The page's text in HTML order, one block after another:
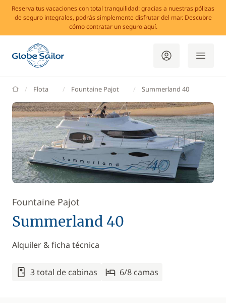
Reserva tus vacaciones con total tranquilidad: gracias a nuestras pólizas
de seguro integrales, podrás simplemente disfrutar del mar. Descubre
cómo contratar un seguro aquí.
GlobeSailor
Flota Fountaine Pajot Summerland 40
Fountaine Pajot
Summerland 40
Alquiler & ficha técnica
3 total de cabinas 6/8 camas